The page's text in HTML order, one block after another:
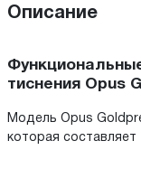
Описание
тиснения Opus
Модель Opus
которая составляет